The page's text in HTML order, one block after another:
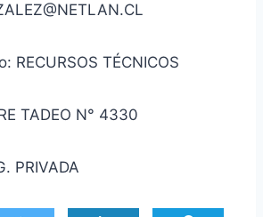
RECURSOS TÉCNICOS
TADEO N° 4330
PRIVADA